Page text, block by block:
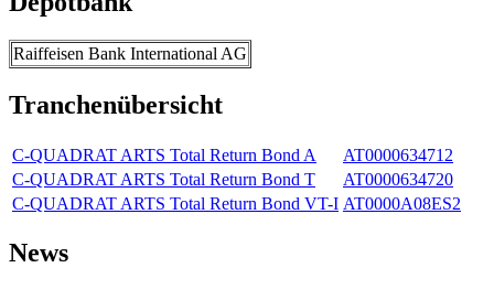
Raiffeisen Bank International AG
Tranchenübersicht
C-QUADRAT ARTS Total Return Bond A
AT0000634712
C-QUADRAT ARTS Total Return Bond T
AT0000634720
C-QUADRAT ARTS Total Return Bond VT-I AT0000A08ES2
News